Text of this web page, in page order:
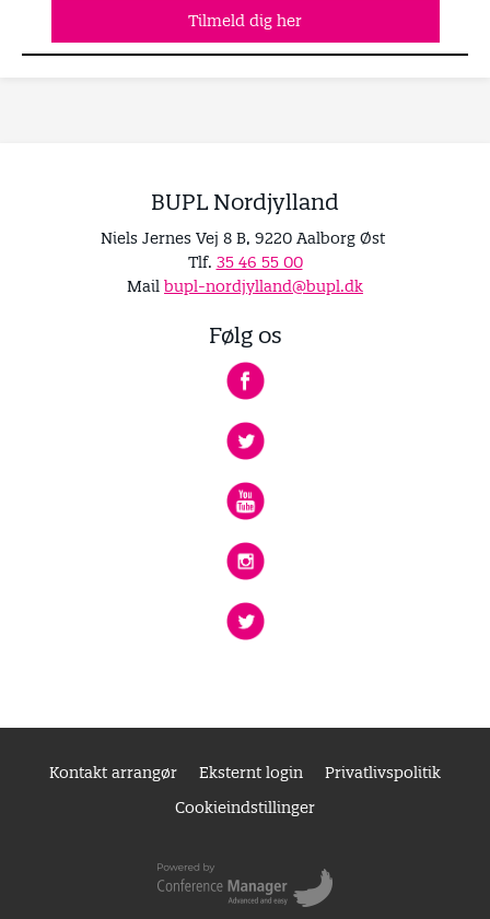
Tilmeld dig her
BUPL Nordjylland
Niels Jernes Vej 8 B, 9220 Aalborg Øst
Tlf. 35 46 55 00
Mail bupl-nordjylland@bupl.dk
Følg os
Kontakt arrangør Eksternt login
Privatlivspolitik
Cookieindstillinger